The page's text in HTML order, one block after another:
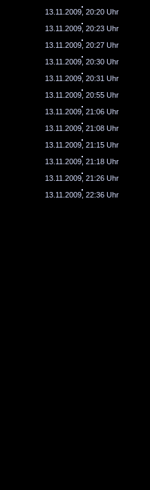
13.11.2009, 20:20 Uhr
13.11.2009, 20:23 Uhr
13.11.2009, 20:27 Uhr
13.11.2009, 20:30 Uhr
13.11.2009, 20:31 Uhr
13.11.2009, 20:55 Uhr
13.11.2009, 21:06 Uhr
13.11.2009, 21:08 Uhr
13.11.2009, 21:15 Uhr
13.11.2009, 21:18 Uhr
13.11.2009, 21:26 Uhr
13.11.2009, 22:36 Uhr